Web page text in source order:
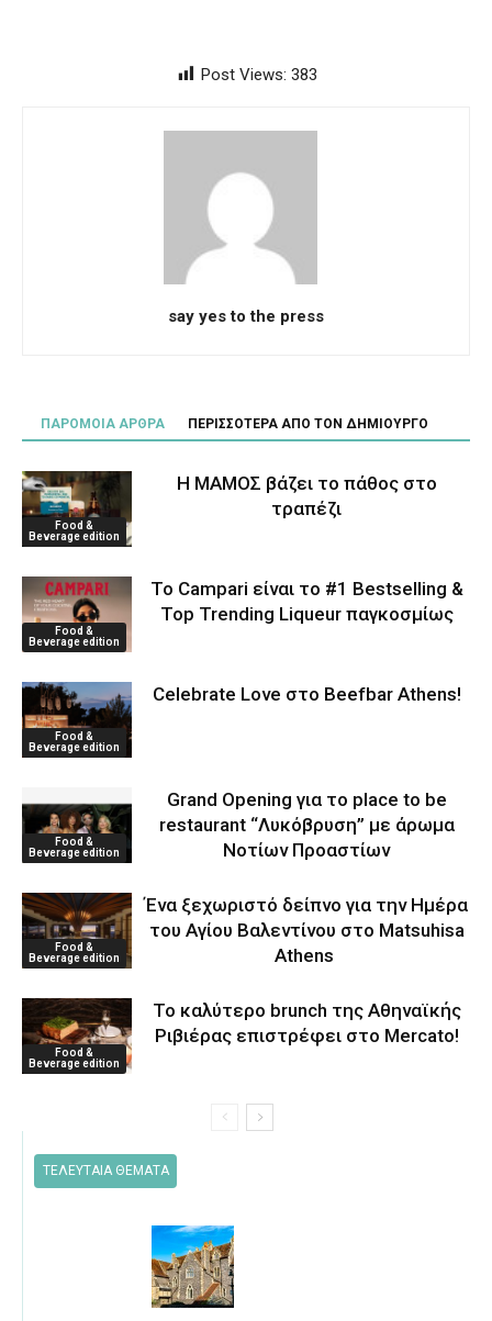
Post Views: 383
say yes to the press
ΠΑΡΟΜΟΙΑ ΑΡΘΡΑ ΠΕΡΙΣΣΟΤΕΡΑ ΑΠΟ ΤΟΝ ΔΗΜΙΟΥΡΓΟ
Food &
Beverage edition
Η ΜΑΜΟΣ βάζει το πάθος στο
τραπέζι
Food &
Beverage edition
Το Campari είναι το #1 Bestselling &
Top Trending Liqueur παγκοσμίως
Food &
Beverage edition
Celebrate Love στο Beefbar Athens!
Food &
Beverage edition
Grand Opening για το place to be
restaurant “Λυκόβρυση” με άρωμα
Νοτίων Προαστίων
Food &
Beverage edition
Ένα ξεχωριστό δείπνο για την Ημέρα
του Αγίου Βαλεντίνου στο Matsuhisa
Athens
Food &
Beverage edition
Το καλύτερο brunch της Αθηναϊκής
Ριβιέρας επιστρέφει στο Mercato!
ΤΕΛΕΥΤΑΙΑ ΘΕΜΑΤΑ